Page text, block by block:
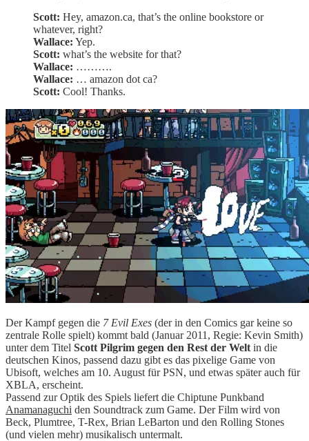
Scott: Hey, amazon.ca, that’s the online bookstore or
whatever, right?
Wallace: Yep.
Scott: what’s the website for that?
Wallace: ……….
Wallace: … amazon dot ca?
Scott: Cool! Thanks.
Der Kampf gegen die 7 Evil Exes (der in den Comics gar keine so
zentrale Rolle spielt) kommt bald (Januar 2011, Regie: Kevin Smith)
unter dem Titel Scott Pilgrim gegen den Rest der Welt in die
deutschen Kinos, passend dazu gibt es das pixelige Game von
Ubisoft, welches am 10. August für PSN, und etwas später auch für
XBLA, erscheint.
Passend zur Optik des Spiels liefert die Chiptune Punkband
Anamanaguchi den Soundtrack zum Game. Der Film wird von
Beck, Plumtree, T-Rex, Brian LeBarton und den Rolling Stones
(und vielen mehr) musikalisch untermalt.